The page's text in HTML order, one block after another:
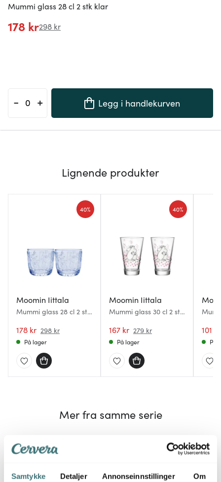
Samtykke Detaljer Annonseinnstillinger Om
Mummi glass 28 cl 2 stk klar
178 kr298 kr
- + Legg i handlekurven
Lignende produkter
Moomin Iittala
Mummi glass 28 cl 2 stk
178 kr 298 kr
40%
På lager
Moomin Iittala
Mummi glass 30 cl 2 stk
167 kr 279 kr
40%
På lager
101 kr
På
Mer fra samme serie
40%